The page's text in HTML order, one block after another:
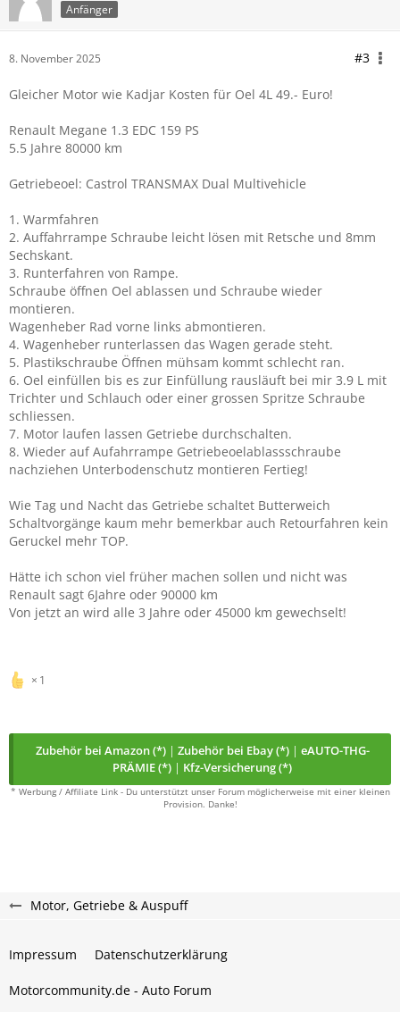
Anfänger
8. November 2025 #3
Gleicher Motor wie Kadjar Kosten für Oel 4L 49.- Euro!
Renault Megane 1.3 EDC 159 PS
5.5 Jahre 80000 km
Getriebeoel: Castrol TRANSMAX Dual Multivehicle
1. Warmfahren
2. Auffahrrampe Schraube leicht lösen mit Retsche und 8mm
Sechskant.
3. Runterfahren von Rampe.
Schraube öffnen Oel ablassen und Schraube wieder
montieren.
Wagenheber Rad vorne links abmontieren.
4. Wagenheber runterlassen das Wagen gerade steht.
5. Plastikschraube Öffnen mühsam kommt schlecht ran.
6. Oel einfüllen bis es zur Einfüllung rausläuft bei mir 3.9 L mit
Trichter und Schlauch oder einer grossen Spritze Schraube
schliessen.
7. Motor laufen lassen Getriebe durchschalten.
8. Wieder auf Aufahrrampe Getriebeoelablassschraube
nachziehen Unterbodenschutz montieren Fertieg!
Wie Tag und Nacht das Getriebe schaltet Butterweich
Schaltvorgänge kaum mehr bemerkbar auch Retourfahren kein
Geruckel mehr TOP.
Hätte ich schon viel früher machen sollen und nicht was
Renault sagt 6Jahre oder 90000 km
Von jetzt an wird alle 3 Jahre oder 45000 km gewechselt!
1
Zubehör bei Amazon (*)| Zubehör bei Ebay (*)| eAUTO-THG-
PRÄMIE (*) | Kfz-Versicherung (*)
* Werbung / Affiliate Link - Du unterstützt unser Forum möglicherweise mit einer kleinen
Provision. Danke!
Motor, Getriebe & Auspuff
Impressum Datenschutzerklärung
Motorcommunity.de - Auto Forum